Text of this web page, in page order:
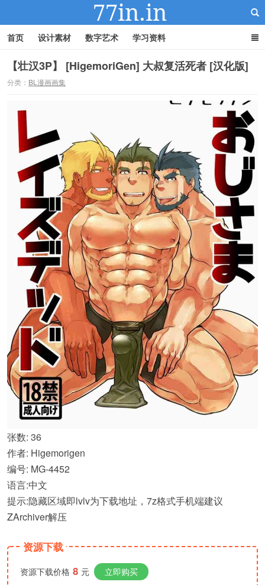
首页 设计素材 数字艺术 学习资料
【壮汉3P】 [HigemoriGen] 大叔复活死者 [汉化版]
分类： BL漫画画集
张数: 36
作者: Higemorigen
编号: MG-4452
语言:中文
提示:隐藏区域即lvlv为下载地址，7z格式手机端建议
ZArchiver解压
资源下载
资源下载价格 8 元 立即购买